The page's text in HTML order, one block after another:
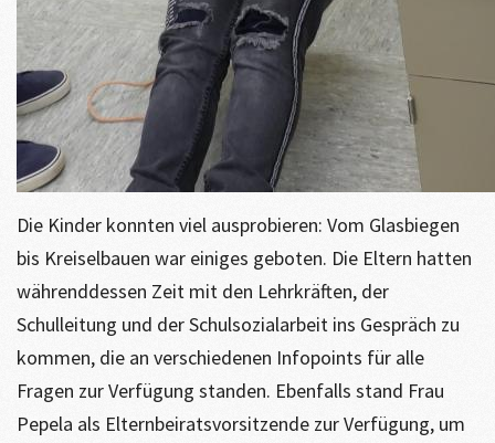
Die Kinder konnten viel ausprobieren: Vom Glasbiegen
bis Kreiselbauen war einiges geboten. Die Eltern hatten
währenddessen Zeit mit den Lehrkräften, der
Schulleitung und der Schulsozialarbeit ins Gespräch zu
kommen, die an verschiedenen Infopoints für alle
Fragen zur Verfügung standen. Ebenfalls stand Frau
Pepela als Elternbeiratsvorsitzende zur Verfügung, um